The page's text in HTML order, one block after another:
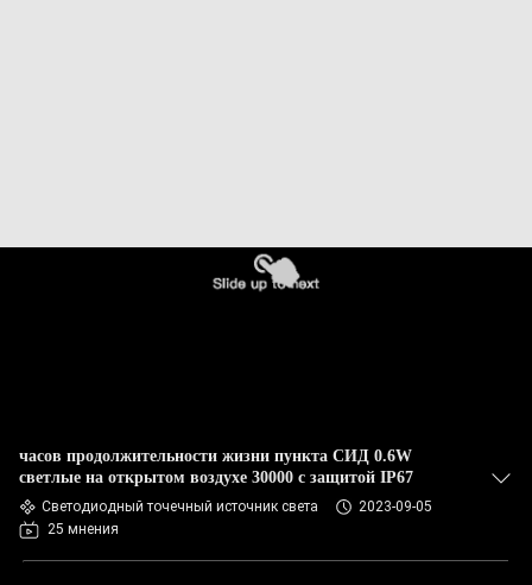
часов продолжительности жизни пункта СИД 0.6W
светлые на открытом воздухе 30000 с защитой IP67
Светодиодный точечный источник света
2023-09-05
25 мнения